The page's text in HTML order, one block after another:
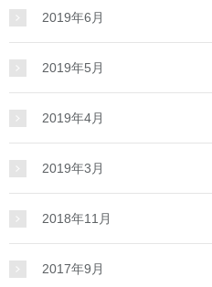
2019年6月
2019年5月
2019年4月
2019年3月
2018年11月
2017年9月